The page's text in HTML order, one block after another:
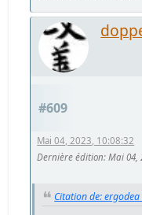
#609
Mai 04, 2023, 10:08:32
Dernière édition: Mai 04,
Citation de: